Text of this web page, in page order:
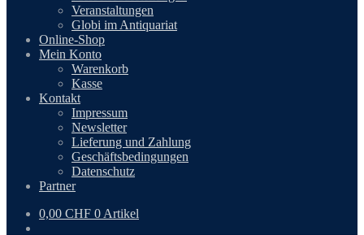
Veranstaltungen
Globi im Antiquariat
Online-Shop
Mein Konto
Warenkorb
Kasse
Kontakt
Impressum
Newsletter
Lieferung und Zahlung
Geschäftsbedingungen
Datenschutz
Partner
0,00 CHF 0 Artikel